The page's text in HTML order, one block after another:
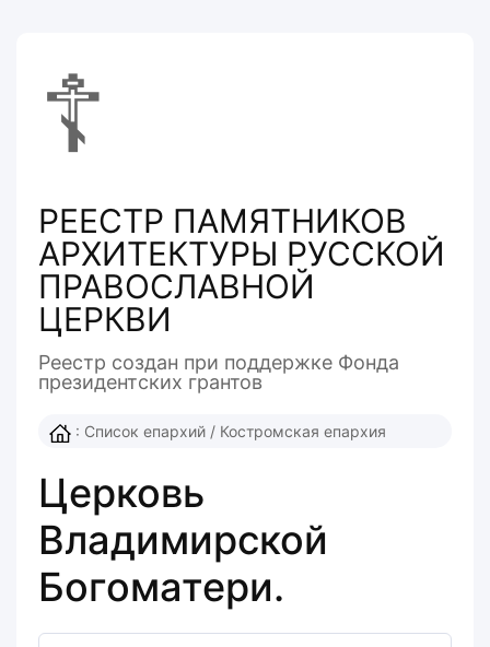
☦
РЕЕСТР ПАМЯТНИКОВ
АРХИТЕКТУРЫ РУССКОЙ
ПРАВОСЛАВНОЙ
ЦЕРКВИ
Реестр создан при поддержке Фонда
президентcких грантов
: Список епархий / Костромская епархия
Церковь
Владимирской
Богоматери.